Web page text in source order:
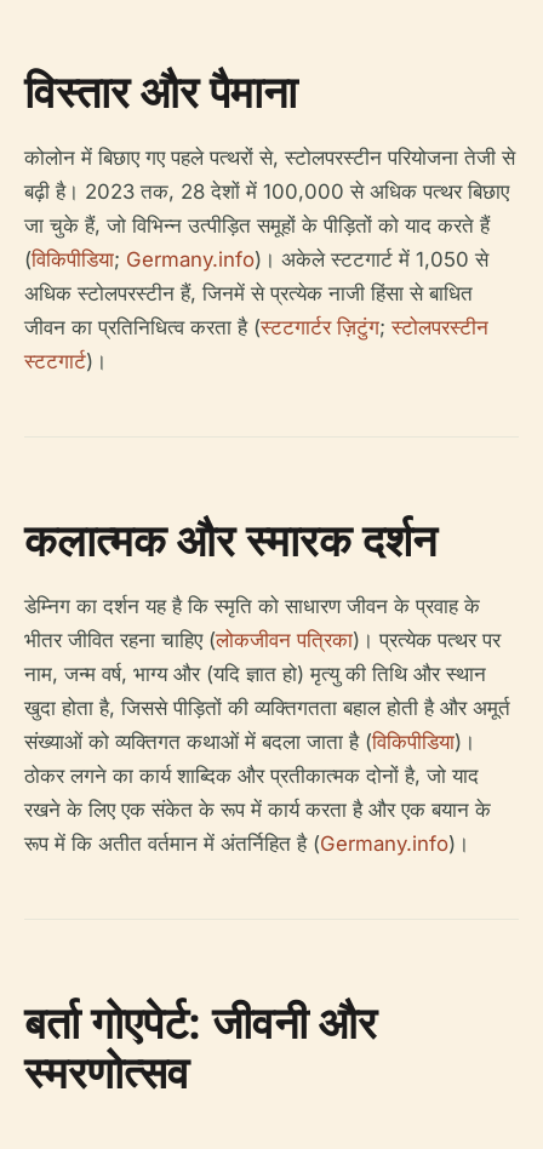
विस्तार और पैमाना
कोलोन में बिछाए गए पहले पत्थरों से, स्टोलपरस्टीन परियोजना तेजी से
बढ़ी है। 2023 तक, 28 देशों में 100,000 से अधिक पत्थर बिछाए
जा चुके हैं, जो विभिन्न उत्पीड़ित समूहों के पीड़ितों को याद करते हैं
(विकिपीडिया; Germany.info)। अकेले स्टटगार्ट में 1,050 से
अधिक स्टोलपरस्टीन हैं, जिनमें से प्रत्येक नाजी हिंसा से बाधित
जीवन का प्रतिनिधित्व करता है (स्टटगार्टर ज़िटुंग;स्टोलपरस्टीन
स्टटगार्ट)।
कलात्मक और स्मारक दर्शन
डेम्निग का दर्शन यह है कि स्मृति को साधारण जीवन के प्रवाह के
भीतर जीवित रहना चाहिए (लोकजीवन पत्रिका)। प्रत्येक पत्थर पर
नाम, जन्म वर्ष, भाग्य और (यदि ज्ञात हो) मृत्यु की तिथि और स्थान
खुदा होता है, जिससे पीड़ितों की व्यक्तिगतता बहाल होती है और अमूर्त
संख्याओं को व्यक्तिगत कथाओं में बदला जाता है (विकिपीडिया)।
ठोकर लगने का कार्य शाब्दिक और प्रतीकात्मक दोनों है, जो याद
रखने के लिए एक संकेत के रूप में कार्य करता है और एक बयान के
रूप में कि अतीत वर्तमान में अंतर्निहित है (Germany.info)।
बर्ता गोएपेर्ट: जीवनी और
स्मरणोत्सव